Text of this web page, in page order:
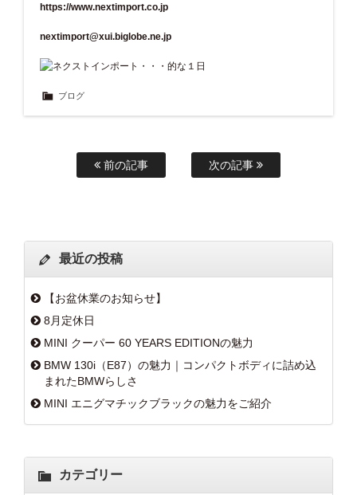
https://www.nextimport.co.jp
nextimport@xui.biglobe.ne.jp
ブログ
前の記事 次の記事
最近の投稿
【お盆休業のお知らせ】
8月定休日
MINI クーパー 60 YEARS EDITIONの魅力
BMW 130i（E87）の魅力｜コンパクトボディに詰め込
まれたBMWらしさ
MINI エニグマチックブラックの魅力をご紹介
カテゴリー